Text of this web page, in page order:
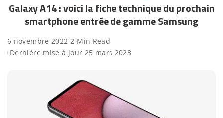
Galaxy A14 : voici la fiche technique du prochain
smartphone entrée de gamme Samsung
6 novembre 2022 2 Min Read
Dernière mise à jour 25 mars 2023